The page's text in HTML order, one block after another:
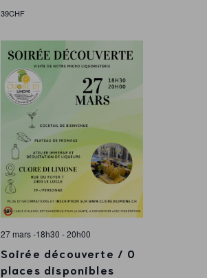
a
t
i
o
n
s
39CHF
Soirée découverte / 0
places disponibles
27 mars -18h30 -20h00